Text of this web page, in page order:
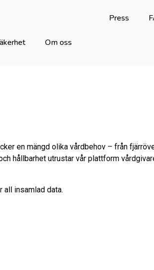
Press
Om oss
en mängd olika vårdbehov – från
hållbarhet utrustar vår plattform
insamlad data.